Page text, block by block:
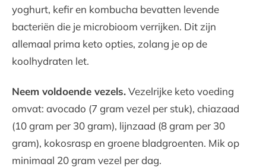
yoghurt, kefir en kombucha bevatten levende
bacteriën die je microbioom verrijken. Dit zijn
allemaal prima keto opties, zolang je op de
koolhydraten let.
Neem voldoende vezels.Vezelrijke keto voeding
omvat: avocado (7 gram vezel per stuk), chiazaad
(10 gram per 30 gram), lijnzaad (8 gram per 30
gram), kokosrasp en groene bladgroenten. Mik op
minimaal 20 gram vezel per dag.